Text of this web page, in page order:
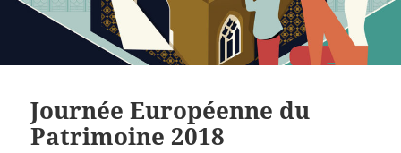
Journée Européenne du
Patrimoine 2018